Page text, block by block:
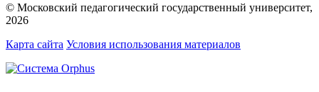
© Московский педагогический государственный университет,
2026
Карта сайта Условия использования материалов